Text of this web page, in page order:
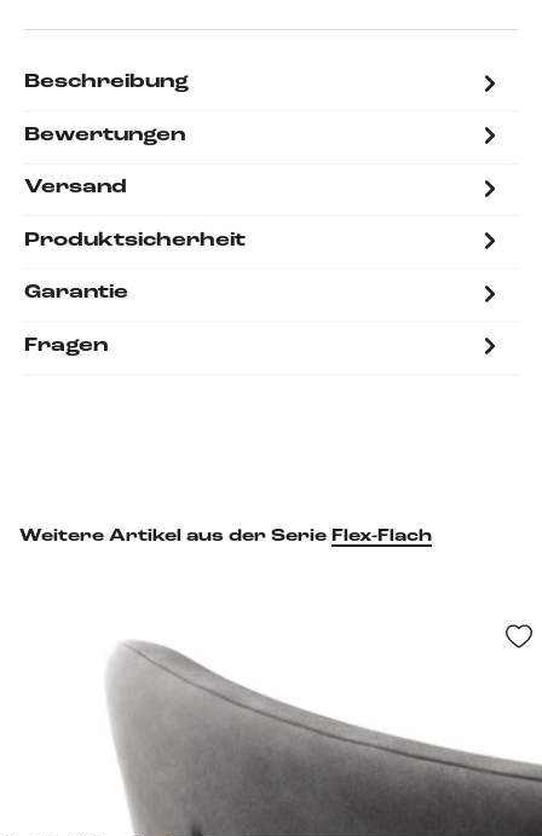
Beschreibung
Bewertungen
Versand
Produktsicherheit
Garantie
Fragen
Weitere Artikel aus der Serie Flex-Flach